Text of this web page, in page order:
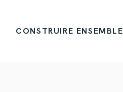
CONSTRUIRE ENSEMBLE